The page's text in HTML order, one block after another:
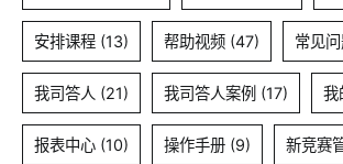
安排课程 (13) 帮助视频 (47) 常见
我司答人 (21) 我司答人案例 (17) 我
报表中心 (10) 操作手册 (9) 新竞赛